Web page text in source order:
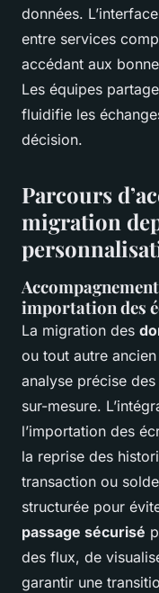
données.
entre services
accédant aux
Les équipes
fluidifie les
décision.
Parcours
migration
importation des
La migration des
ou tout autre
analyse précise
sur-mesure.
l’importation des
la reprise des
transaction ou
structurée pour
passage sécurisé
des flux, de
garantir une